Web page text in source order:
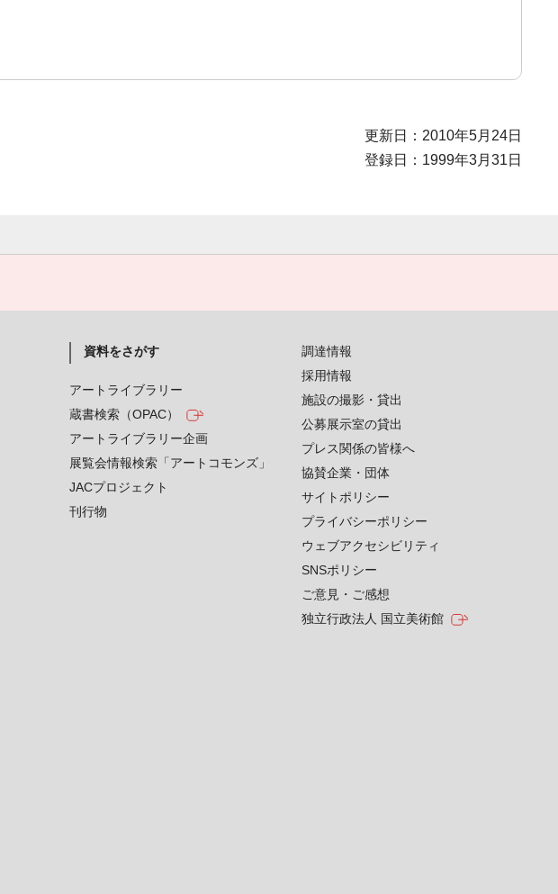
更新日：2010年5月24日
登録日：1999年3月31日
資料をさがす
アートライブラリー
蔵書検索（OPAC）
アートライブラリー企画
展覧会情報検索「アートコモンズ」
JACプロジェクト
刊行物
調達情報
採用情報
施設の撮影・貸出
公募展示室の貸出
プレス関係の皆様へ
協賛企業・団体
サイトポリシー
プライバシーポリシー
ウェブアクセシビリティ
SNSポリシー
ご意見・ご感想
独立行政法人 国立美術館